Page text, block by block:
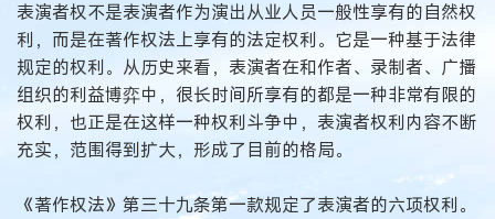
表演者权不是表演者作为演出从业人员一般性享有的自然权
利，而是在著作权法上享有的法定权利。它是一种基于法律
规定的权利。从历史来看，表演者在和作者、录制者、广播
组织的利益博弈中，很长时间所享有的都是一种非常有限的
权利，也正是在这样一种权利斗争中，表演者权利内容不断
充实，范围得到扩大，形成了目前的格局。
《著作权法》第三十九条第一款规定了表演者的六项权利。